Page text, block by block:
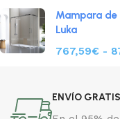
Mampara
Luka
767,59€ -
ENVÍO